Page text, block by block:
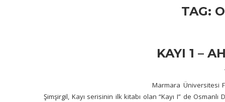
TAG:
KAYI 1 –
Marmara Üniversitesi
Şimşirgil, Kayı serisinin ilk kitabı olan “Kayı I” de